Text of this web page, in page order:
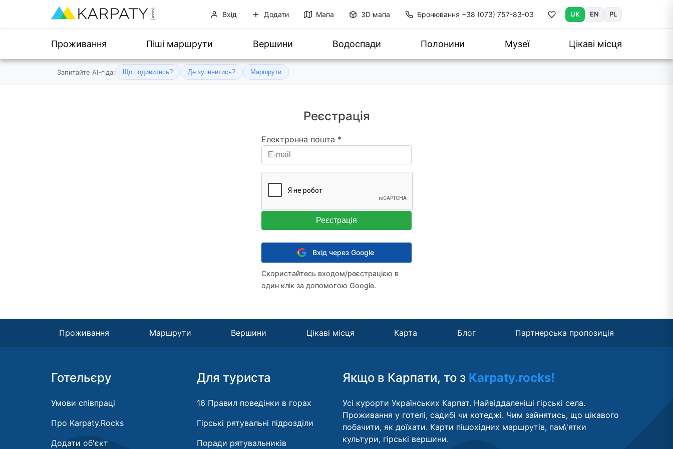
Вхід Додати Мапа 3D мапа Бронювання +38 (073) 757-83-03 UK EN PL
Проживання Піші маршрути Вершини Водоспади Полонини Музеї Цікаві місця
Запитайте AI-гіда: Що подивитись? Де зупинитись? Маршрути
Реєстрація
Електронна пошта *
Вхід через Google
Скористайтесь входом/реєстрацією в
один клік за допомогою Google.
Проживання Маршрути Вершини Цікаві місця Карта Блог Партнерська пропозиція
Готельєру
Умови співпраці
Про Karpaty.Rocks
Додати об'єкт
Для туриста
16 Правил поведінки в горах
Гірські рятувальні підрозділи
Поради рятувальників
Якщо в Карпати, то з Karpaty.rocks!
Усі курорти Українських Карпат. Найвіддаленіші гірські села.
Проживання у готелі, садибі чи котеджі. Чим зайнятись, що цікавого
побачити, як доїхати. Карти пішохідних маршрутів, пам\'ятки
культури, гірські вершини.